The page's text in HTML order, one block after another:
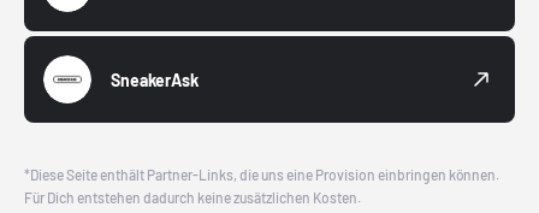
SneakerAsk
*Diese Seite enthält Partner-Links, die uns eine Provision einbringen können.
Für Dich entstehen dadurch keine zusätzlichen Kosten.